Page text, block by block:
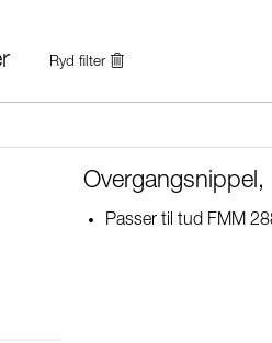
Ryd filter
Passer til tud FMM